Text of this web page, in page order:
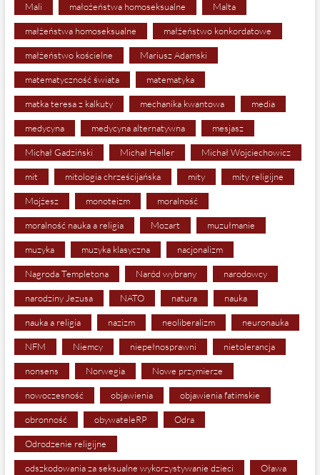
Mali małożeństwa homoseksualne Malta
małżeństwa homoseksualne małżeństwo konkordatowe
małżeństwo kościelne Mariusz Adamski
matematyczność świata matematyka
matka teresa z kalkuty mechanika kwantowa media
medycyna medycyna alternatywna mesjasz
Michał Gadziński Michał Heller Michał Wojciechowicz
mit mitologia chrześcijańska mity mity religijne
Mojżesz monoteizm moralność
moralność nauka a religia Mozart muzułmanie
muzyka muzyka klasyczna nacjonalizm
Nagroda Templetona Naród wybrany narodowcy
narodziny Jezusa NATO natura nauka
nauka a religia nazizm neoliberalizm neuronauka
NFM Niemcy niepełnosprawni nietolerancja
nonsens Norwegia Nowe przymierze
nowoczesność objawienia objawienia fatimskie
obronność obywateleRP Odra
Odrodzenie religijne
odszkodowania za seksualne wykorzystywanie dzieci Oława